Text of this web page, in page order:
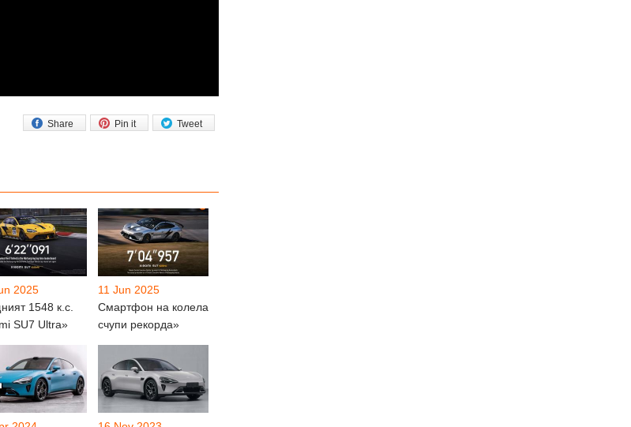
Tweet
Pin it
Share
2025
1548 к.с.
SU7 Ultra»
11 Jun 2025
Смартфон на колела
счупи рекорда»